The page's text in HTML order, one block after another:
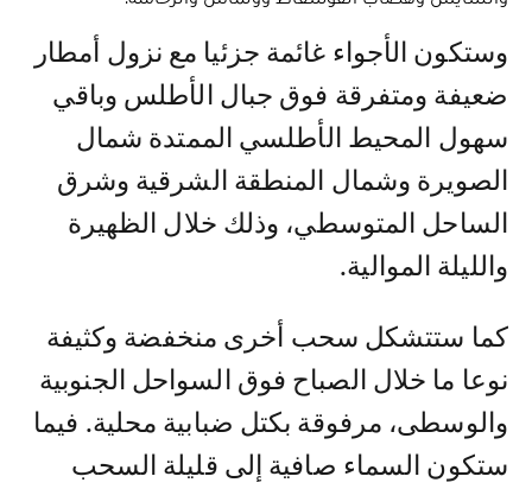
وستكون الأجواء غائمة جزئيا مع نزول أمطار
ضعيفة ومتفرقة فوق جبال الأطلس وباقي
سهول المحيط الأطلسي الممتدة شمال
الصويرة وشمال المنطقة الشرقية وشرق
الساحل المتوسطي، وذلك خلال الظهيرة
والليلة الموالية.
كما ستتشكل سحب أخرى منخفضة وكثيفة
نوعا ما خلال الصباح فوق السواحل الجنوبية
والوسطى، مرفوقة بكتل ضبابية محلية. فيما
ستكون السماء صافية إلى قليلة السحب